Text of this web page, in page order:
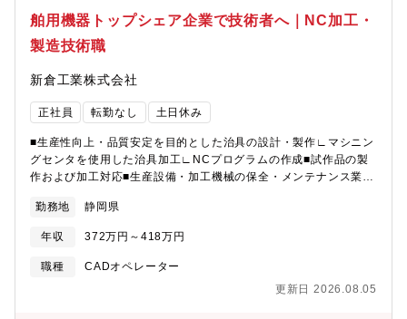
舶用機器トップシェア企業で技術者へ｜NC加工・
製造技術職
新倉工業株式会社
正社員 転勤なし 土日休み
■生産性向上・品質安定を目的とした治具の設計・製作∟マシニン
グセンタを使用した治具加工∟NCプログラムの作成■試作品の製
作および加工対応■生産設備・加工機械の保全・メンテナンス業務
点検時の立ち合い、トラブル発生時の一次対応■技能実習生への機
械操作・作業指導他部署（製品管理部）と連携した図面依頼・仕
様調整※量産ライン作業が中心ではなく、製造を支える技術業務
が主となります自動車整備士から現在のポジションに転職された
勤務地 静岡県
年収 372万円～418万円
職種
CADオペレーター
更新日 2026.08.05